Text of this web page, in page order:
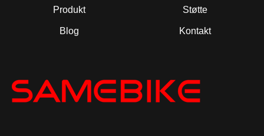
Produkt Støtte
Blog Kontakt